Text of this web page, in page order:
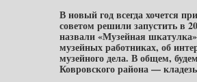
В новый год всегда хочется
советом решили запустить в
назвали «Музейная
музейных работниках, об
музейного дела. В общем,
Ковровского района —